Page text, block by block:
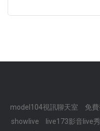
model104視訊聊天室 免
showlive
live173影音live